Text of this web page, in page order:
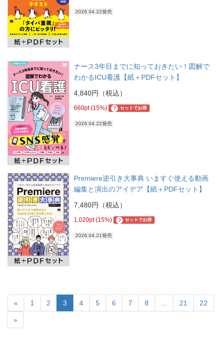
2026.04.22発売
ナース3年目までに知っておきたい！図解で
わかるICU看護【紙＋PDFセット】
4,840円（税込）
660pt (15%) ? セットでお得
2026.04.22発売
Premiere逆引き大事典 いますぐ使える動画
編集と演出のアイデア【紙＋PDFセット】
7,480円（税込）
1,020pt (15%) ? セットでお得
2026.04.21発売
« 1 2 3 4 5 6 7 8 21 22
»